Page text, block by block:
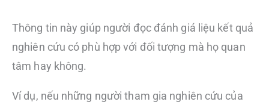
Thông tin này giúp người đọc đánh giá liệu kết quả
nghiên cứu có phù hợp với đối tượng mà họ quan
tâm hay không.
Ví dụ, nếu những người tham gia nghiên cứu của